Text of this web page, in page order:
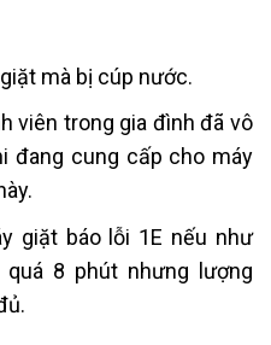
mà bị cúp nước.
viên trong gia đình đã vô
đang cung cấp cho máy
giặt báo lỗi 1E nếu như
8 phút nhưng lượng